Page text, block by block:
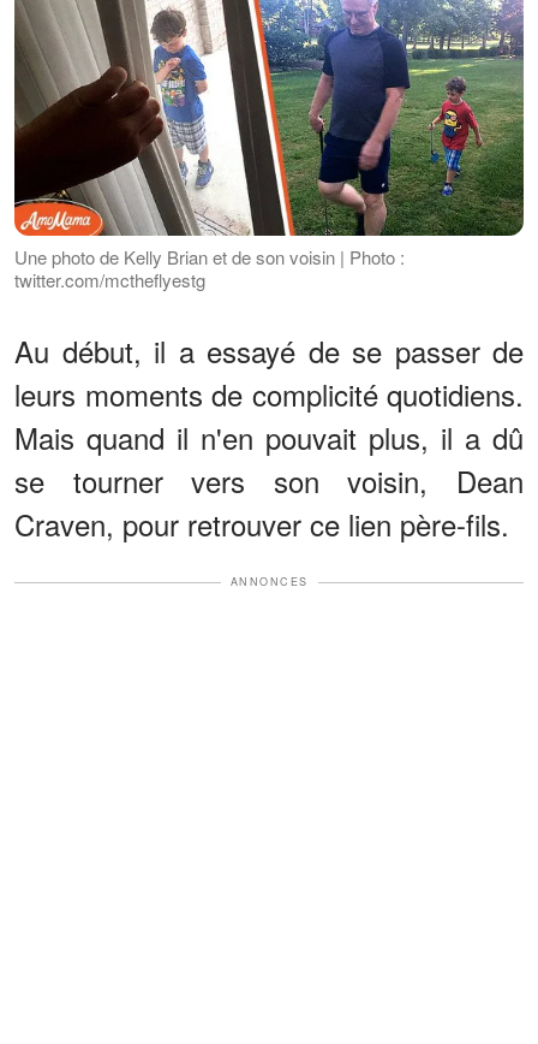
Une photo de Kelly Brian et de son voisin | Photo :
twitter.com/mctheflyestg
Au début, il a essayé de se passer de
leurs moments de complicité quotidiens.
Mais quand il n'en pouvait plus, il a dû
se tourner vers son voisin, Dean
Craven, pour retrouver ce lien père-fils.
ANNONCES